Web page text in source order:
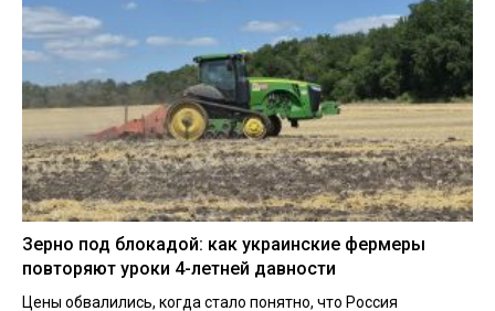
Зерно под блокадой: как украинские фермеры
повторяют уроки 4-летней давности
Цены обвалились, когда стало понятно, что Россия